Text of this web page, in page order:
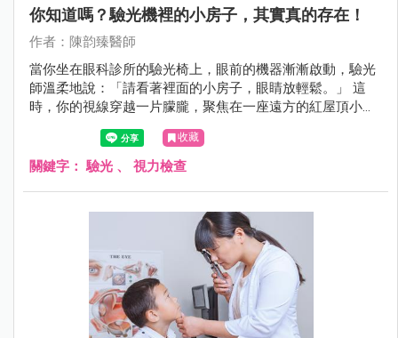
你知道嗎？驗光機裡的小房子，其實真的存在！
作者：陳韵臻醫師
當你坐在眼科診所的驗光椅上，眼前的機器漸漸啟動，驗光
師溫柔地說：「請看著裡面的小房子，眼睛放輕鬆。」 這
時，你的視線穿越一片朦朧，聚焦在一座遠方的紅屋頂小教
堂上，彷彿置身異地，短暫逃離現實。但你知道嗎？這座小
房子，其實真的存在，而且地點遙遠夢幻——它來自冰島的
斯奈山半島，名為 Ingjaldshólskirkja，是一座歷史悠久、風
收藏
關鍵字：驗光 、 視力檢查